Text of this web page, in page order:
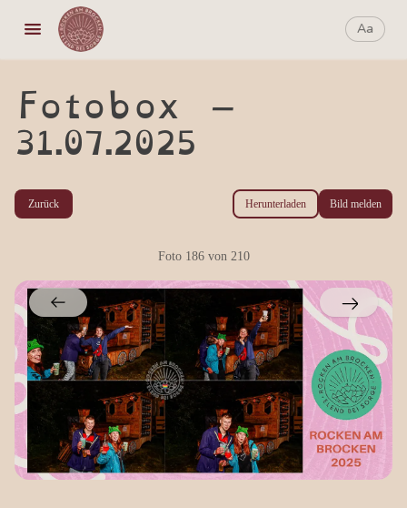
Aa
Aa
Fotobox –
31.07.2025
Zurück Herunterladen Bild melden
Foto 186von 210